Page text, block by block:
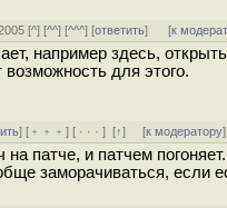
[^] [^^] [^^^] [ответить] [к
например здесь,
возможность для этого.
] [ ﹢﹢﹢] [ · · ·][↑] [к модератору]
патче, и патчем
заморачиваться, если